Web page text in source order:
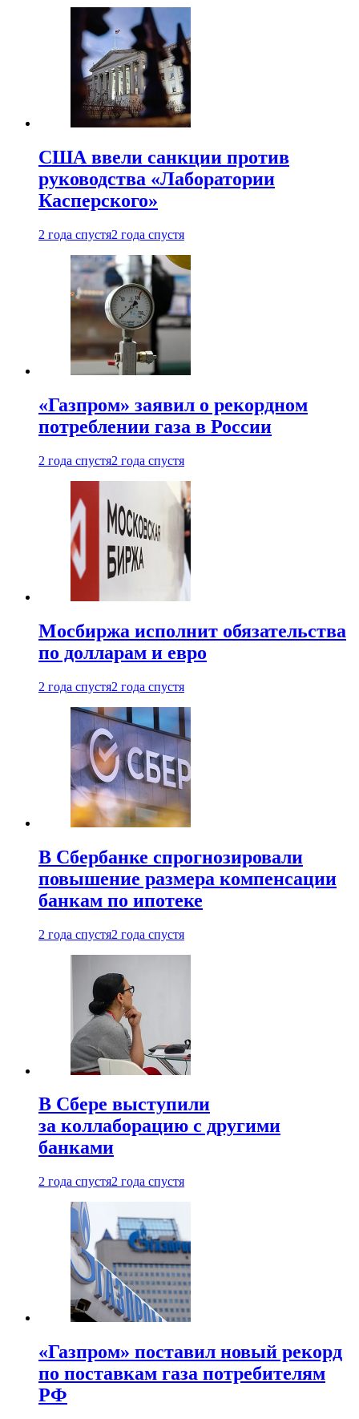
США ввели санкции против
руководства «Лаборатории
Касперского»
2 года спустя2 года спустя
«Газпром» заявил о рекордном
потреблении газа в России
2 года спустя2 года спустя
Мосбиржа исполнит обязательства
по долларам и евро
2 года спустя2 года спустя
В Сбербанке спрогнозировали
повышение размера компенсации
банкам по ипотеке
2 года спустя2 года спустя
В Сбере выступили
за коллаборацию с другими
банками
2 года спустя2 года спустя
«Газпром» поставил новый рекорд
по поставкам газа потребителям
РФ